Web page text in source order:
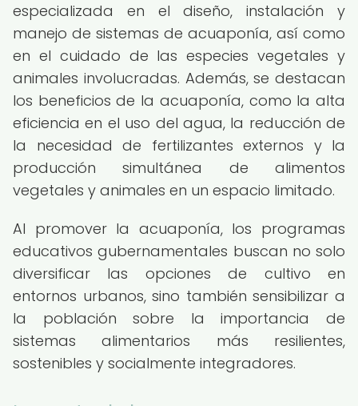
especializada en el diseño, instalación y
manejo de sistemas de acuaponía, así como
en el cuidado de las especies vegetales y
animales involucradas. Además, se destacan
los beneficios de la acuaponía, como la alta
eficiencia en el uso del agua, la reducción de
la necesidad de fertilizantes externos y la
producción simultánea de alimentos
vegetales y animales en un espacio limitado.
Al promover la acuaponía, los programas
educativos gubernamentales buscan no solo
diversificar las opciones de cultivo en
entornos urbanos, sino también sensibilizar a
la población sobre la importancia de
sistemas alimentarios más resilientes,
sostenibles y socialmente integradores.